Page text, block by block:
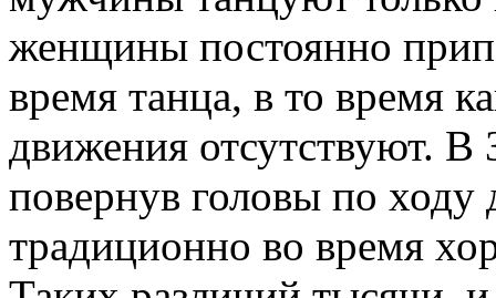
женщины постоянно
время танца, в то время
движения отсутствуют.
повернув головы по
традиционно во время